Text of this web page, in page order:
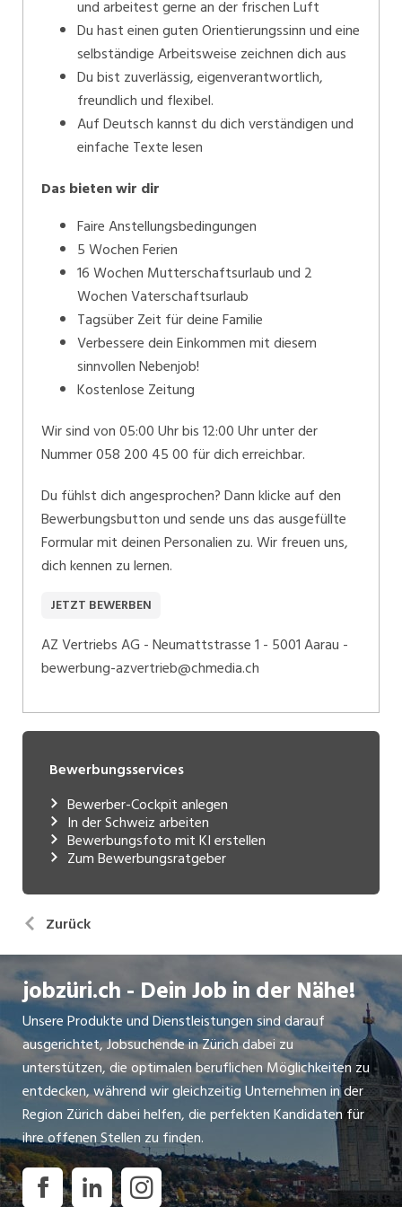
und arbeitest gerne an der frischen Luft
Du hast einen guten Orientierungssinn und eine
selbständige Arbeitsweise zeichnen dich aus
Du bist zuverlässig, eigenverantwortlich,
freundlich und flexibel.
Auf Deutsch kannst du dich verständigen und
einfache Texte lesen
Das bieten wir dir
Faire Anstellungsbedingungen
5 Wochen Ferien
16 Wochen Mutterschaftsurlaub und 2
Wochen Vaterschaftsurlaub
Tagsüber Zeit für deine Familie
Verbessere dein Einkommen mit diesem
sinnvollen Nebenjob!
Kostenlose Zeitung
Wir sind von 05:00 Uhr bis 12:00 Uhr unter der
Nummer 058 200 45 00 für dich erreichbar.
Du fühlst dich angesprochen? Dann klicke auf den
Bewerbungsbutton und sende uns das ausgefüllte
Formular mit deinen Personalien zu. Wir freuen uns,
dich kennen zu lernen.
JETZT BEWERBEN
AZ Vertriebs AG - Neumattstrasse 1 - 5001 Aarau -
bewerbung-azvertrieb@chmedia.ch
Bewerbungsservices
Bewerber-Cockpit anlegen
In der Schweiz arbeiten
Bewerbungsfoto mit KI erstellen
Zum Bewerbungsratgeber
Zurück
jobzüri.ch - Dein Job in der Nähe!
Unsere Produkte und Dienstleistungen sind darauf
ausgerichtet, Jobsuchende in Zürich dabei zu
unterstützen, die optimalen beruflichen Möglichkeiten zu
entdecken, während wir gleichzeitig Unternehmen in der
Region Zürich dabei helfen, die perfekten Kandidaten für
ihre offenen Stellen zu finden.